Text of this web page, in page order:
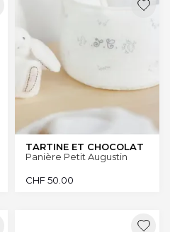
TARTINE ET CHOCOLAT
Panière Petit Augustin
CHF50.00